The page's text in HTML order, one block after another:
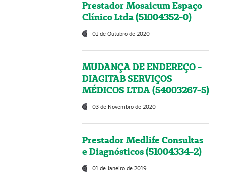
Prestador Mosaicum Espaço
Clínico Ltda (51004352-0)
01 de Outubro de 2020
MUDANÇA DE ENDEREÇO -
DIAGITAB SERVIÇOS
MÉDICOS LTDA (54003267-5)
03 de Novembro de 2020
Prestador Medlife Consultas
e Diagnósticos (51004334-2)
01 de Janeiro de 2019